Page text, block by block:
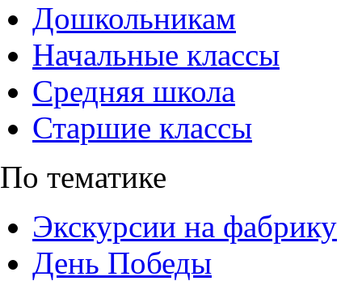
Дошкольникам
Начальные классы
Средняя школа
Старшие классы
По тематике
Экскурсии на фабрику
День Победы